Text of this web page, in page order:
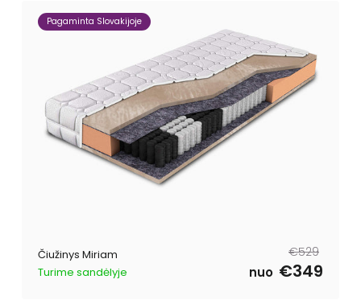
Pagaminta Slovakijoje
Čiužinys Miriam
Turime sandėlyje
Reguliari
kaina
€529
Išpardavimo
kaina
nuo €349